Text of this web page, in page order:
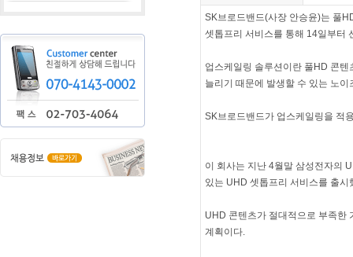
SK브로드밴드(사장 안승윤)는 풀
셋톱프리 서비스를 통해 14일부터
업스케일링 솔루션이란 풀HD 콘
늘리기 때문에 발생할 수 있는 노
SK브로드밴드가 업스케일링을 적
이 회사는 지난 4월말 삼성전자의
있는 UHD 셋톱프리 서비스를 출시
UHD 콘텐츠가 절대적으로 부족한
계획이다.